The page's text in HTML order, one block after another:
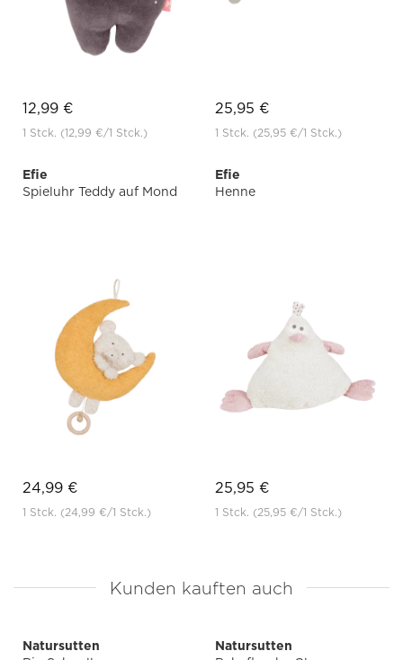
12,99 €
1 Stck. (12,99 €/1 Stck.)
25,95 €
1 Stck. (25,95 €/1 Stck.)
Efie
Spieluhr Teddy auf Mond
24,99 €
1 Stck. (24,99 €/1 Stck.)
Efie
Henne
25,95 €
1 Stck. (25,95 €/1 Stck.)
Kunden kauften auch
Natursutten
Natursutten